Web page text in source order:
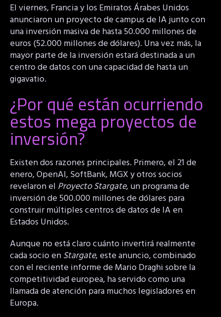
El viernes, Francia y los Emiratos Árabes Unidos
anunciaron un proyecto de campus de IA junto con
una inversión masiva de hasta 50.000 millones de
euros (52.000 millones de dólares). Una vez más, la
mayor parte de la inversión estará destinada a un
centro de datos con una capacidad de hasta un
gigavatio.
¿Por qué están ocurriendo
estos mega proyectos de
inversión?
Existen dos razones principales. Primero, el 21 de
enero, OpenAI, SoftBank, MGX y otros socios
revelaron el Proyecto Stargate, un programa de
inversión de 500.000 millones de dólares para
construir múltiples centros de datos de IA en
Estados Unidos.
Aunque no está claro cuánto invertirá realmente
cada socio enStargate, este anuncio, combinado
con el reciente informe de Mario Draghi sobre la
competitividad europea, ha servido como una
llamada de atención para muchos legisladores en
Europa.